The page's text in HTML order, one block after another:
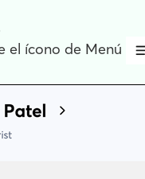
el ícono de Menú